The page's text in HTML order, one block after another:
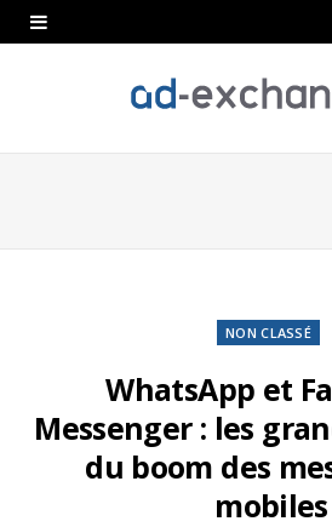
NON CLASSÉ
WhatsApp et
Messenger : les
du boom des
mobiles